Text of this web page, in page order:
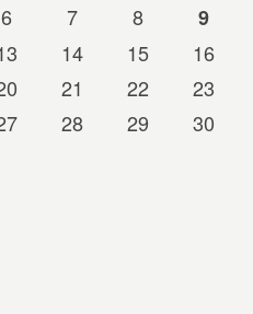
6 7 8
9
14 15
16
21 22
23
28 29
30